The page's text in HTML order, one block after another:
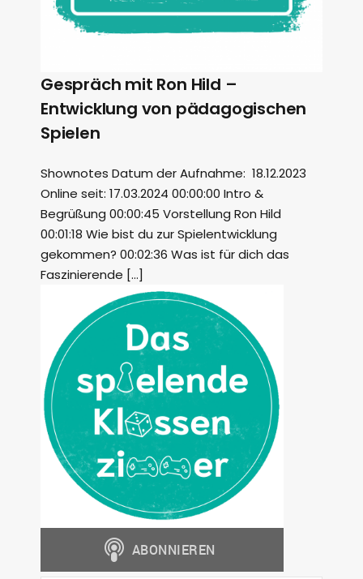
Gespräch mit Ron Hild –
Entwicklung von pädagogischen
Spielen
Shownotes Datum der Aufnahme: 18.12.2023
Online seit: 17.03.2024 00:00:00 Intro &
Begrüßung 00:00:45 Vorstellung Ron Hild
00:01:18 Wie bist du zur Spielentwicklung
gekommen? 00:02:36 Was ist für dich das
Faszinierende […]